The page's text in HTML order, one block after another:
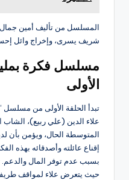
المسلسل من تأليف أمين
شريف يسرى، وإخراج وائل
مسلسل فكرة
الأولى
تبدأ الحلقة الأولى من
علاء الدين (علي ربيع)،
المتوسطة الحال، ويؤمن بأن
إقناع عائلته وأصدقائه بهذه
بسبب عدم توفر المال
حيث يتعرض علاء لمواقف